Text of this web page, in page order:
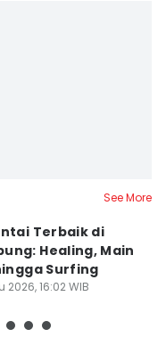
See More
Terbaik di
Healing, Main
Surfing
2026, 16:02 WIB